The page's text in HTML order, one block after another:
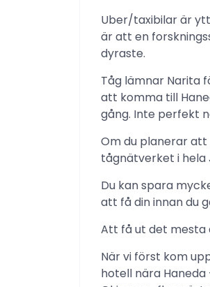
Uber/taxibilar är
är att en
dyraste.
Tåg lämnar Narita
att komma till
gång. Inte perfekt
Om du planerar
tågnätverket i hela
Du kan spara
att få din innan du
Att få ut det mesta
När vi först kom
hotell nära